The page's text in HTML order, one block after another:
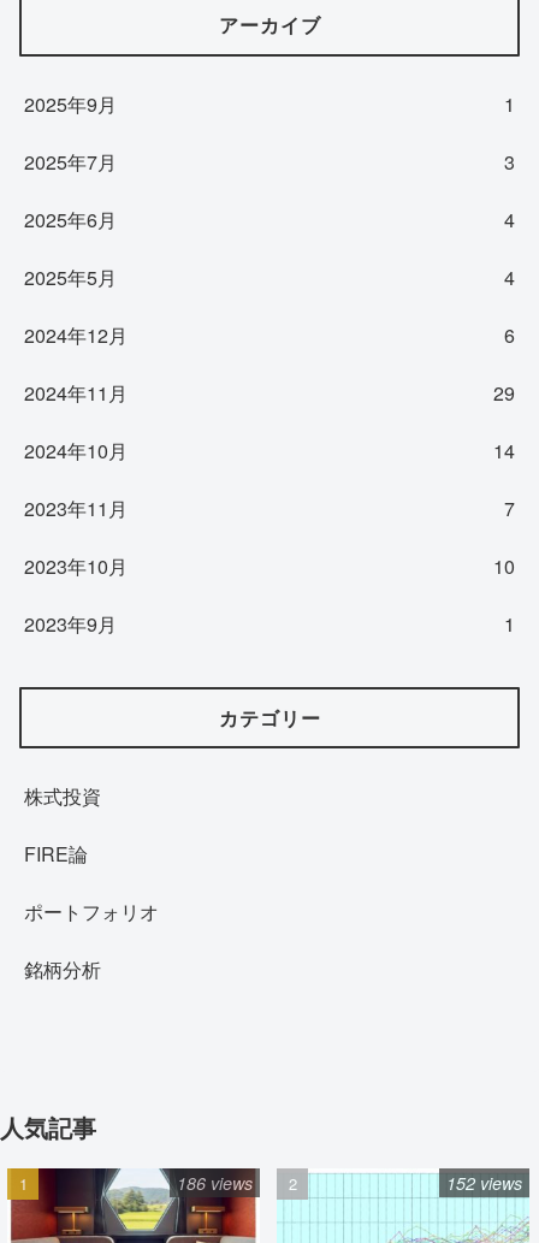
アーカイブ
2025年9月 1
2025年7月 3
2025年6月 4
2025年5月 4
2024年12月 6
2024年11月 29
2024年10月 14
2023年11月 7
2023年10月 10
2023年9月 1
カテゴリー
株式投資
FIRE論
ポートフォリオ
銘柄分析
人気記事
186 views 152 views